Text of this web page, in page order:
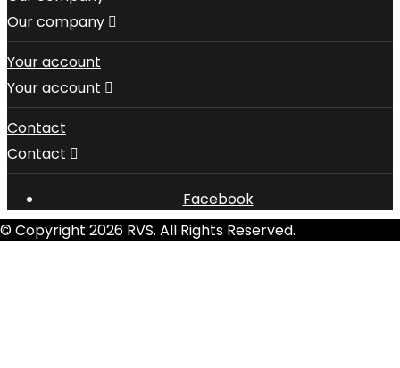
Our company 
Your account
Your account 
Contact
Contact 
Facebook
© Copyright 2026 RVS. All Rights Reserved.